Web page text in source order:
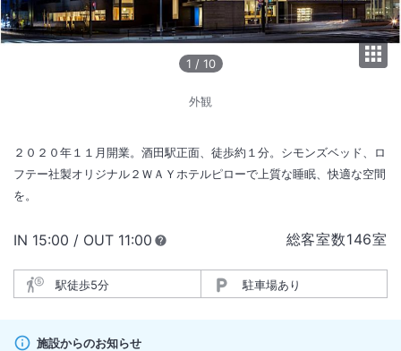
1 / 10
外観
２０２０年１１月開業。酒田駅正面、徒歩約１分。シモンズベッド、ロ
フテー社製オリジナル２ＷＡＹホテルピローで上質な睡眠、快適な空間
を。
総客室数146室
IN チェックイン
15:00 / OUT チェックアウト
11:00
駅徒歩5分 駐車場あり
施設からのお知らせ